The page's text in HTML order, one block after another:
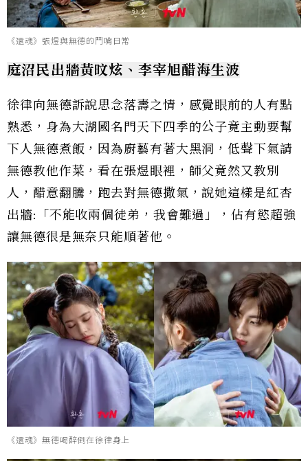
《還魂》張煜與無德的鬥嘴日常
庭沼民出牆黃旼炫、李宰旭醋海生波
徐律向無德訴說思念落壽之情，感覺眼前的人有點
熟悉，身為大湖國名門天下四季的公子竟主動要幫
下人無德煮飯，因為廚藝有著大黑洞，低聲下氣請
無德教他作菜，看在張煜眼裡，師父竟然又教別
人，醋意翻騰，跑去對無德撒氣，說她這樣是紅杏
出牆:「不能收兩個徒弟，我會難過」，佔有慾超強
讓無德很是無奈只能順著他。
《還魂》無德喝醉倒在徐律身上